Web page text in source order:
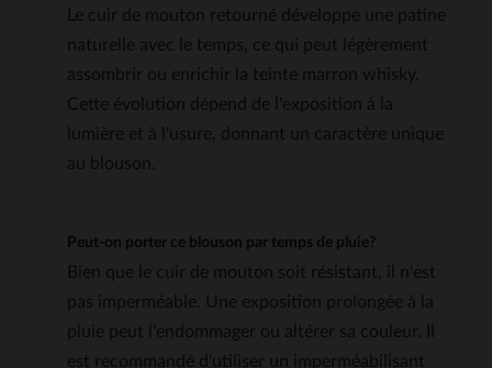
Le cuir de mouton retourné développe une patine
naturelle avec le temps, ce qui peut légèrement
assombrir ou enrichir la teinte marron whisky.
Cette évolution dépend de l'exposition à la
lumière et à l'usure, donnant un caractère unique
au blouson.
Peut-on porter ce blouson par temps de pluie?
Bien que le cuir de mouton soit résistant, il n'est
pas imperméable. Une exposition prolongée à la
pluie peut l'endommager ou altérer sa couleur. Il
est recommandé d'utiliser un imperméabilisant